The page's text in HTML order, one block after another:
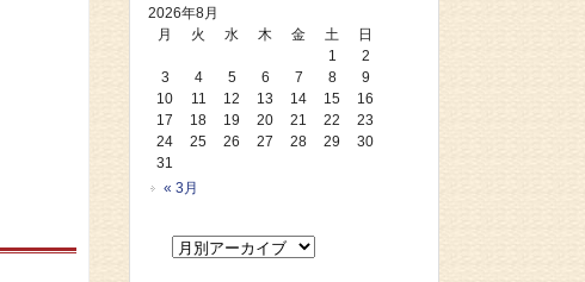
2026年8月
月
火 水 木 金 土
日
1
2
3
4 5 6 7 8
9
10
11 12 13 14 15
16
17
18 19 20 21 22
23
24
25 26 27 28 29
30
31
« 3月